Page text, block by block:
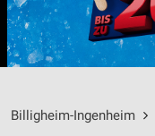
Billigheim-Ingenheim